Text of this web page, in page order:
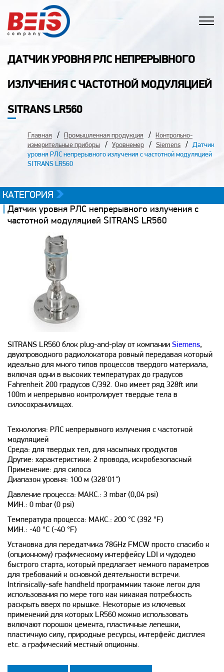
ДАТЧИК УРОВНЯ РЛС НЕПРЕРЫВНОГО
ИЗЛУЧЕНИЯ С ЧАСТОТНОЙ МОДУЛЯЦИЕЙ
SITRANS LR560
Главная Промышленная продукция
Контрольно-
измерительные приборы
Уровнемер Siemens
Датчик
уровня РЛС непрерывного излучения с частотной модуляцией
SITRANS LR560
КАТЕГОРИЯ
Датчик уровня РЛС непрерывного излучения с
частотной модуляцией SITRANS LR560
SITRANS LR560 блок plug-and-play от компании Siemens,
двухпроводного радиолокатора ровный передавая который
идеально для много типов процессов твердого материала,
включая одни в высоких температурах до градусов
Fahrenheit 200 градусов C/392. Оно имеет ряд 328ft или
100m и непрерывно контролирует твердые тела в
силосохранилищах.
Технология: РЛС непрерывного излучения с частотной
модуляцией
Среда: для твердых тел, для насыпных продуктов
Другие: характеристики: 2 провода, искробезопасный
Применение: для силоса
Диапазон уровня: 100 м (328'01")
Давление процесса: МАКС.: 3 mbar (0,04 psi)
МИН.: 0 mbar (0 psi)
Температура процесса: МАКС.: 200 °C (392 °F)
МИН.: -40 °C (-40 °F)
Установка для передатчика 78GHz FMCW просто спасибо к
(опционному) графическому интерфейсу LDI и чудодею
быстрого старта, который предлагает немного параметров
для требований к основной деятельности встречи.
Intrinsically-safe handheld программник также легок для
использования по мере того как никакая потребность
раскрыть вверх по крышке. Некоторые из ключевых
применений для которых LR560 можно использовать
включают порошок цемента, пластичные лепешки,
пластичную силу, природные ресурсы, интерфейс дисплея
etc. a графический местный опционны.